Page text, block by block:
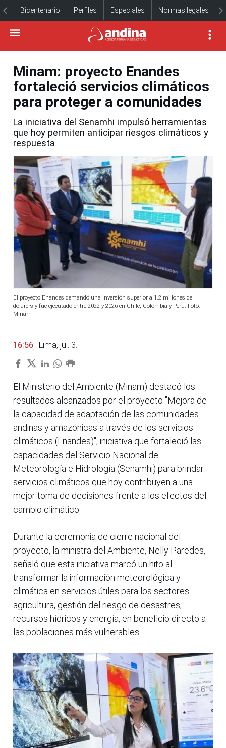
Bicentenario Perfiles Especiales Normas legales
Minam: proyecto Enandes
fortaleció servicios climáticos
para proteger a comunidades
La iniciativa del Senamhi impulsó herramientas
que hoy permiten anticipar riesgos climáticos y
respuesta
El proyecto Enandes demandó una inversión superior a 1.2 millones de
dólarers y fue ejecutado entre 2022 y 2026 en Chile, Colombia y Perú. Foto:
Minam
16:56 | Lima, jul. 3.
El Ministerio del Ambiente (Minam) destacó los
resultados alcanzados por el proyecto "Mejora de
la capacidad de adaptación de las comunidades
andinas y amazónicas a través de los servicios
climáticos (Enandes)", iniciativa que fortaleció las
capacidades del Servicio Nacional de
Meteorología e Hidrología (Senamhi) para brindar
servicios climáticos que hoy contribuyen a una
mejor toma de decisiones frente a los efectos del
cambio climático.
Durante la ceremonia de cierre nacional del
proyecto, la ministra del Ambiente, Nelly Paredes,
señaló que esta iniciativa marcó un hito al
transformar la información meteorológica y
climática en servicios útiles para los sectores
agricultura, gestión del riesgo de desastres,
recursos hídricos y energía, en beneficio directo a
las poblaciones más vulnerables.